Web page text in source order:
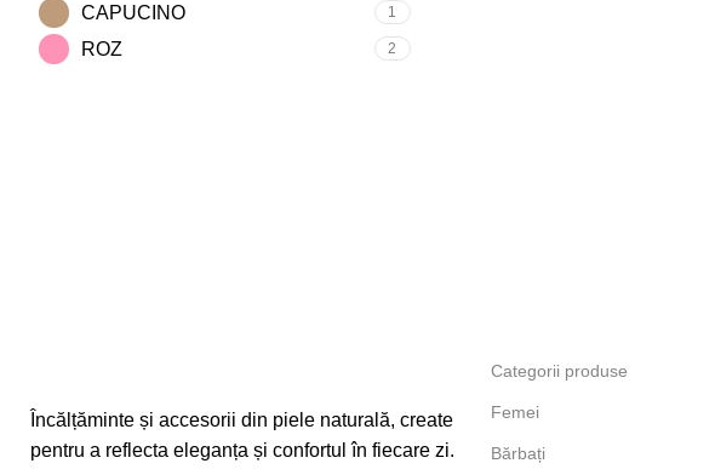
CAPUCINO 1
ROZ 2
Încălțăminte și accesorii din piele naturală, create
pentru a reflecta eleganța și confortul în fiecare zi.
Categorii produse
Femei
Bărbați